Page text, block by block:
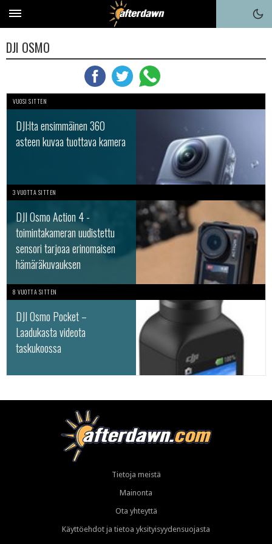
DJI OSMO
VUOSI SITTEN
DJI:lta ensimmäinen 360
asteen kuvaa tuottava kamera
3 VUOTTA SITTEN
DJI Osmo Action 4 -
toimintakameran uudistettu
sensori tarjoaa erinomaisen
hämäräkuvauksen
8 VUOTTA SITTEN
DJI Osmo Pocket –
Laadukasta videota
taskukoossa
Tietoja meistä
Mainonta
Ota yhteyttä
Käyttöehdot ja tietoa yksityisyydensuojasta